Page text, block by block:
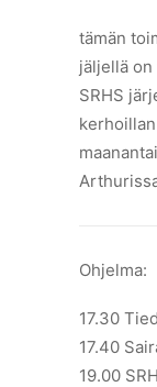
tämän
jäljellä
SRHS
Ohjelma:
17.30
17.40
19.00